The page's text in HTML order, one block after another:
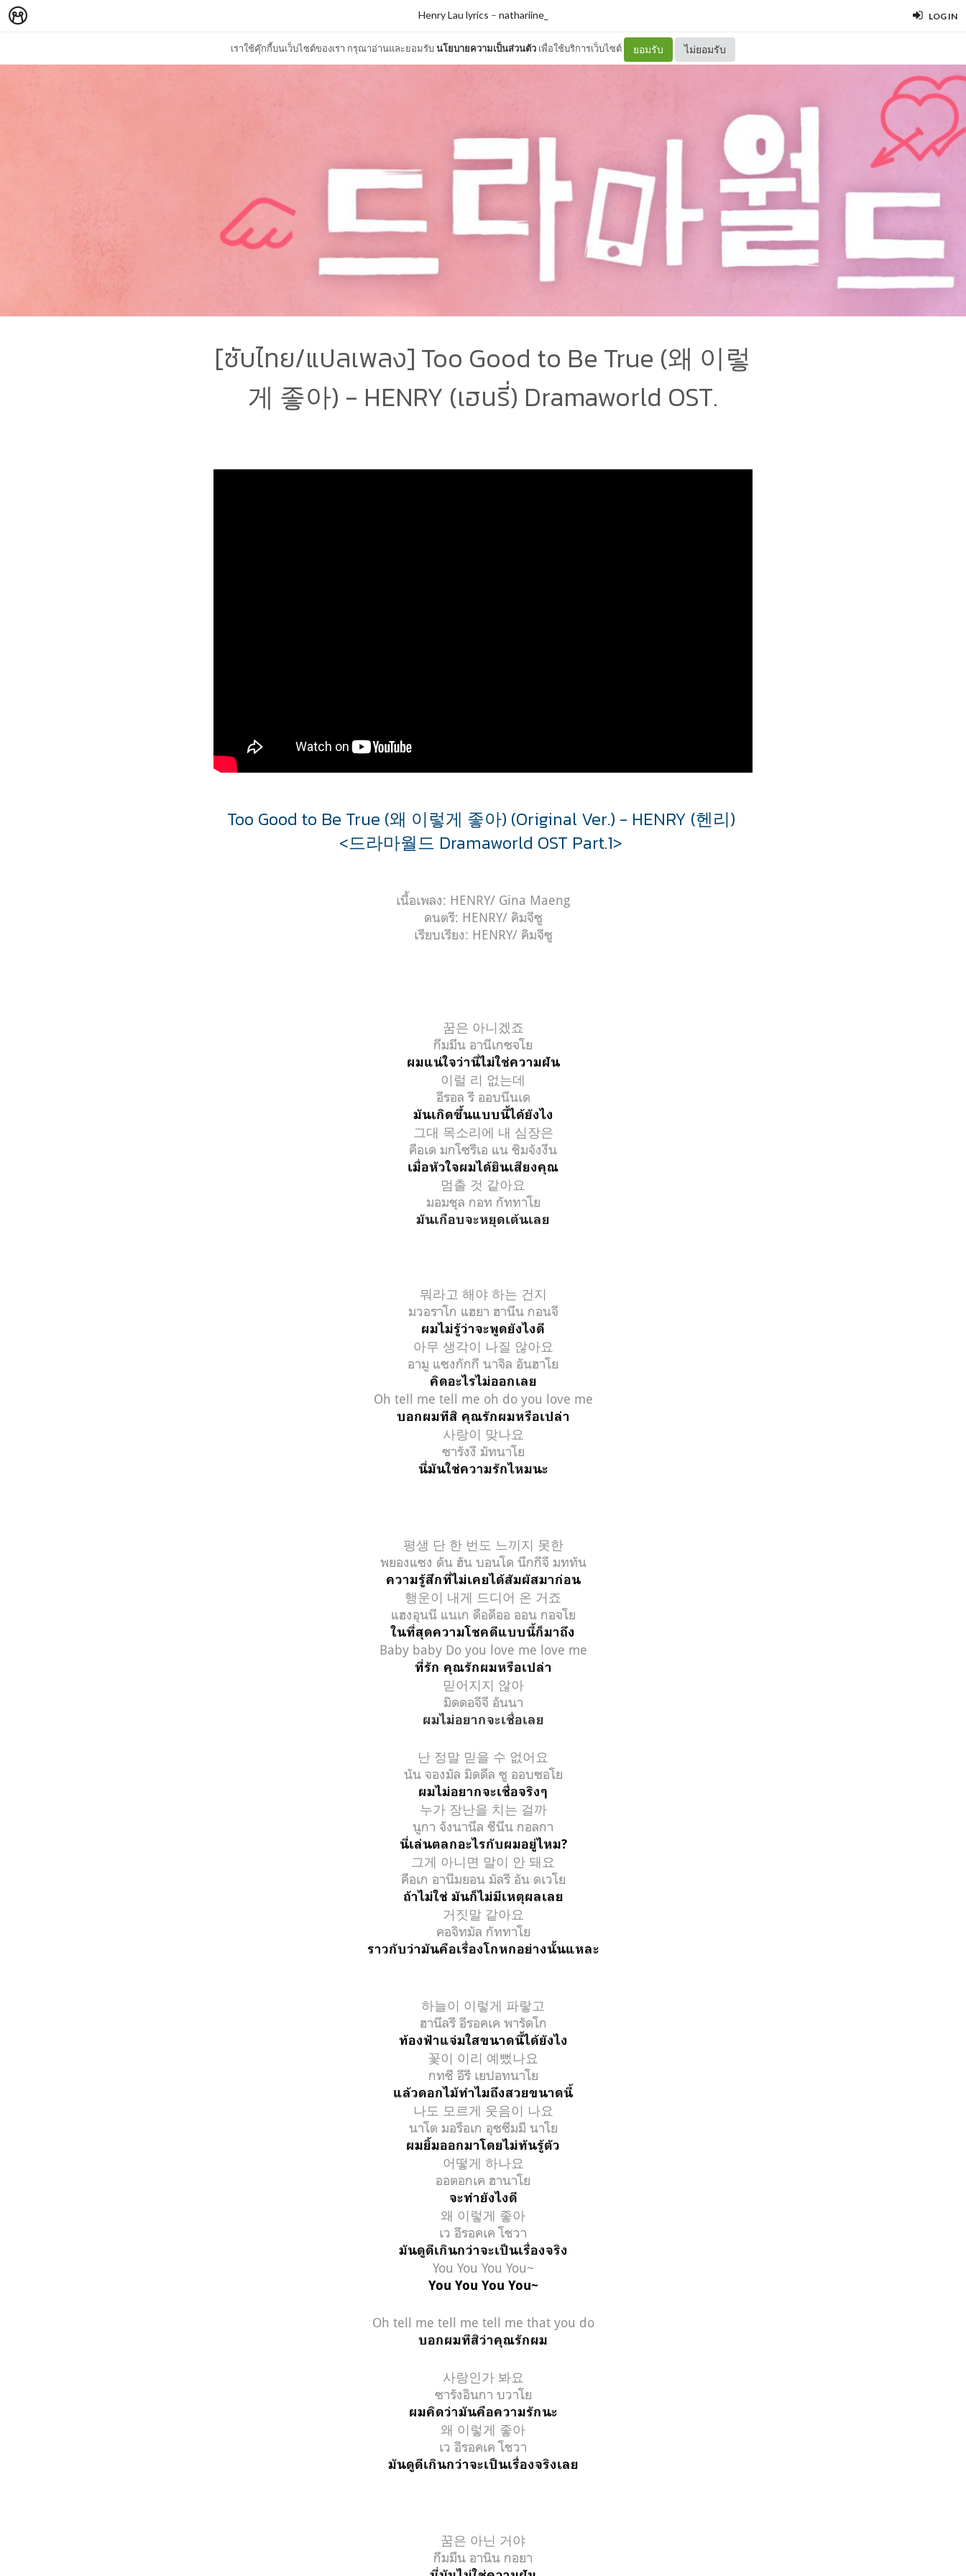
LOG IN
เราใช้คุ๊กกี้บนเว็บไซต์ของเรา กรุณาอ่านและยอมรับนโยบายความเป็นส่วนตัว เพื่อใช้บริการเว็บไซต์ ยอมรับ ไม่ยอมรับ
Henry Lau lyrics – nathariine_
[ซับไทย/แปลเพลง] Too Good to Be True (왜 이렇
게 좋아) - HENRY (เฮนรี่) Dramaworld OST.
Too Good to Be True (왜 이렇게 좋아) (Original Ver.) - HENRY (헨리)
<드라마월드 Dramaworld OST Part.1>
เนื้อเพลง: HENRY/ Gina Maeng
ดนตรี: HENRY/ คิมจีซู
เรียบเรียง: HENRY/ คิมจีซู
꿈은 아니겠죠
กึมมึน อานีเกซจโย
ผมแน่ใจว่านี่ไม่ใช่ความฝัน
이럴 리 없는데
อีรอล รี ออบนึนเด
มันเกิดขึ้นแบบนี้ได้ยังไง
그대 목소리에 내 심장은
คือเด มกโซรีเอ แน ชิมจังงึน
เมื่อหัวใจผมได้ยินเสียงคุณ
멈출 것 같아요
มอมชุล กอท กัททาโย
มันเกือบจะหยุดเต้นเลย
뭐라고 해야 하는 건지
มวอราโก แฮยา ฮานึน กอนจี
ผมไม่รู้ว่าจะพูดยังไงดี
아무 생각이 나질 않아요
อามู แซงกักกี นาจิล อันฮาโย
คิดอะไรไม่ออกเลย
Oh tell me tell me oh do you love me
บอกผมทีสิ คุณรักผมหรือเปล่า
사랑이 맞나요
ซารังงี มัทนาโย
นี่มันใช่ความรักไหมนะ
평생 단 한 번도 느끼지 못한
พยองแซง ดัน ฮัน บอนโด นึกกีจี มททัน
ความรู้สึกที่ไม่เคยได้สัมผัสมาก่อน
행운이 내게 드디어 온 거죠
แฮงอุนนี แนเก ดือดีออ ออน กอจโย
ในที่สุดความโชคดีแบบนี้ก็มาถึง
Baby baby Do you love me love me
ที่รัก คุณรักผมหรือเปล่า
믿어지지 않아
มิดดอจีจี อันนา
ผมไม่อยากจะเชื่อเลย
난 정말 믿을 수 없어요
นัน จองมัล มิดดึล ซู ออบซอโย
ผมไม่อยากจะเชื่อจริงๆ
누가 장난을 치는 걸까
นูกา จังนานึล ชีนึน กอลกา
นี่เล่นตลกอะไรกับผมอยู่ไหม?
그게 아니면 말이 안 돼요
คือเก อานีมยอน มัลรี อัน ดเวโย
ถ้าไม่ใช่ มันก็ไม่มีเหตุผลเลย
거짓말 같아요
คอจิทมัล กัททาโย
ราวกับว่ามันคือเรื่องโกหกอย่างนั้นแหละ
하늘이 이렇게 파랗고
ฮานึลรี อีรอคเค พารัดโก
ท้องฟ้าแจ่มใสขนาดนี้ได้ยังไง
꽃이 이리 예뻤나요
กทชี อีรี เยปอทนาโย
แล้วดอกไม้ทำไมถึงสวยขนาดนี้
나도 모르게 웃음이 나요
นาโต มอรือเก อุซซึมมี นาโย
ผมยิ้มออกมาโดยไม่ทันรู้ตัว
어떻게 하나요
ออตอกเค ฮานาโย
จะทำยังไงดี
왜 이렇게 좋아
เว อีรอคเค โชวา
มันดูดีเกินกว่าจะเป็นเรื่องจริง
You You You You~
You You You You~
Oh tell me tell me tell me that you do
บอกผมทีสิว่าคุณรักผม
사랑인가 봐요
ซารังอินกา บวาโย
ผมคิดว่ามันคือความรักนะ
왜 이렇게 좋아
เว อีรอคเค โชวา
มันดูดีเกินกว่าจะเป็นเรื่องจริงเลย
꿈은 아닌 거야
กึมมึน อานิน กอยา